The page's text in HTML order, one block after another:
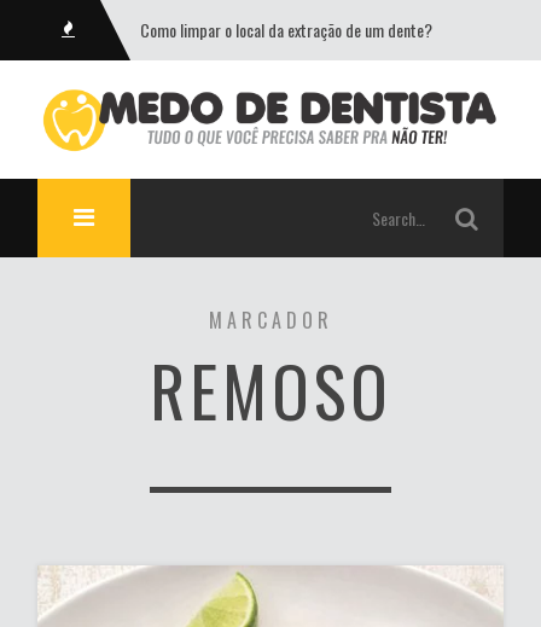
Como limpar o local da extração de um dente?
MARCADOR
REMOSO